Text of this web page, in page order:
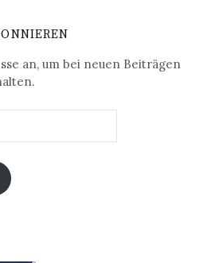
an, um bei neuen Beiträgen